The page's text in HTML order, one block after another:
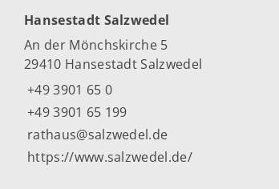
Hansestadt Salzwedel
An der Mönchskirche 5
29410 Hansestadt Salzwedel
+49 3901 65 0
+49 3901 65 199
rathaus@salzwedel.de
https://www.salzwedel.de/